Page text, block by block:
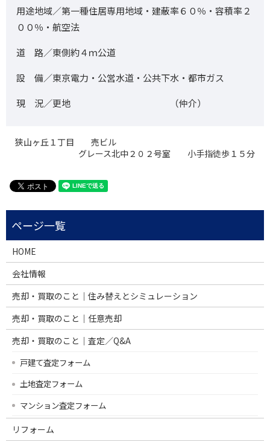
用途地域／第一種住居専用地域・建蔽率６０％・容積率２
００％・航空法
道 路／東側約４ｍ公道
設 備／東京電力・公営水道・公共下水・都市ガス
現 況／更地 （仲介）
狭山ヶ丘１丁目 売ビル
グレース北中２０２号室 小手指徒歩１５分
HOME
会社情報
売却・買取のこと｜住み替えとシミュレーション
売却・買取のこと｜任意売却
売却・買取のこと｜査定／Q&A
戸建て査定フォーム
土地査定フォーム
マンション査定フォーム
リフォーム